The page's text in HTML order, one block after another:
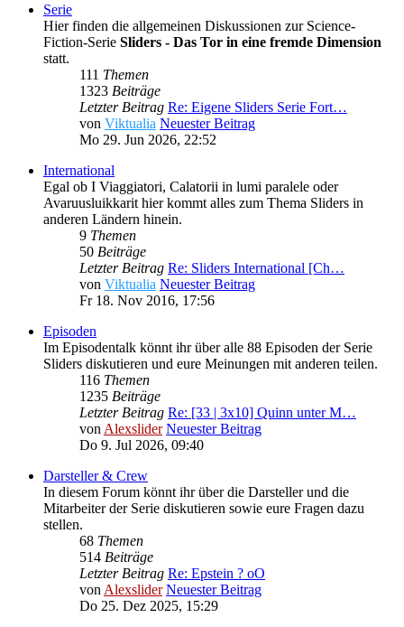
Serie
Hier finden die allgemeinen Diskussionen zur Science-
Fiction-Serie Sliders - Das Tor in eine fremde Dimension
statt.
111 Themen
1323 Beiträge
Letzter Beitrag Re: Eigene Sliders Serie Fort…
von Viktualia Neuester Beitrag
Mo 29. Jun 2026, 22:52
International
Egal ob I Viaggiatori, Calatorii in lumi paralele oder
Avaruusluikkarit hier kommt alles zum Thema Sliders in
anderen Ländern hinein.
9 Themen
50 Beiträge
Letzter Beitrag Re: Sliders International [Ch…
von Viktualia Neuester Beitrag
Fr 18. Nov 2016, 17:56
Episoden
Im Episodentalk könnt ihr über alle 88 Episoden der Serie
Sliders diskutieren und eure Meinungen mit anderen teilen.
116 Themen
1235 Beiträge
Letzter Beitrag Re: [33 | 3x10] Quinn unter M…
von Alexslider Neuester Beitrag
Do 9. Jul 2026, 09:40
Darsteller & Crew
In diesem Forum könnt ihr über die Darsteller und die
Mitarbeiter der Serie diskutieren sowie eure Fragen dazu
stellen.
68 Themen
514 Beiträge
Letzter Beitrag Re: Epstein ? oO
von Alexslider Neuester Beitrag
Do 25. Dez 2025, 15:29